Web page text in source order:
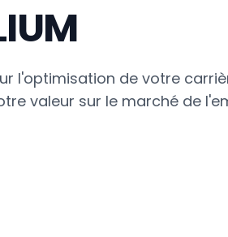
l'optimisation de votre
valeur sur le marché de